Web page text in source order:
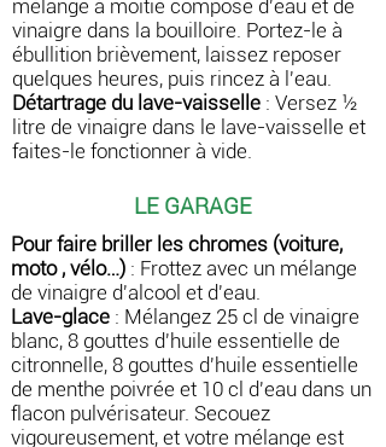
mélange à moitié composé d'eau et de
vinaigre dans la bouilloire. Portez-le à
ébullition brièvement, laissez reposer
quelques heures, puis rincez à l'eau.
Détartrage du lave-vaisselle : Versez ½
litre de vinaigre dans le lave-vaisselle et
faites-le fonctionner à vide.
LE GARAGE
Pour faire briller les chromes (voiture,
moto , vélo…) : Frottez avec un mélange
de vinaigre d'alcool et d'eau.
Lave-glace : Mélangez 25 cl de vinaigre
blanc, 8 gouttes d'huile essentielle de
citronnelle, 8 gouttes d'huile essentielle
de menthe poivrée et 10 cl d'eau dans un
flacon pulvérisateur. Secouez
vigoureusement, et votre mélange est